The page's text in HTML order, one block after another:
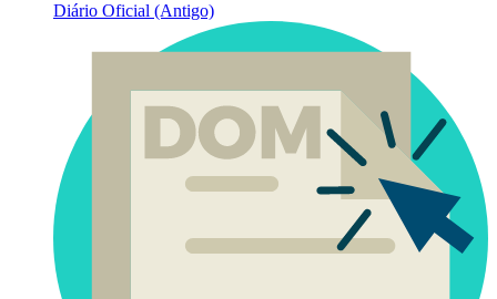
Diário Oficial (Antigo)